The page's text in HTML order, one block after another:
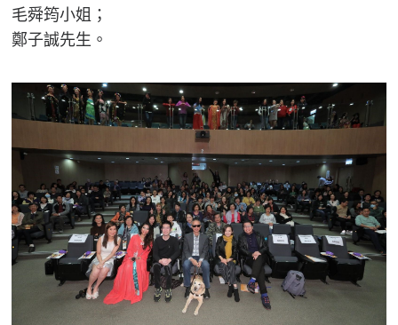
毛舜筠小姐；
鄭子誠先生。